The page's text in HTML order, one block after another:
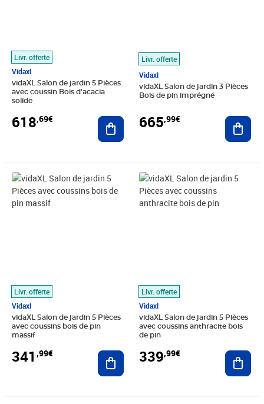
Livr. offerte
Vidaxl
vidaXL Salon de jardin 5 Pièces
avec coussin Bois d'acacia
solide
618,69€ Ajouter au panier
Livr. offerte
Vidaxl
vidaXL Salon de jardin 3 Pièces
Bois de pin imprégné
665,99€
Livr. offerte
Vidaxl
vidaXL Salon de jardin 5 Pièces
avec coussins bois de pin
massif
341 ,99€
Prix 341,99€
Ajouter au panier
Livr. offerte
Vidaxl
vidaXL Salon de jardin 5 Pièces
avec coussins anthracite bois
de pin
339,99€
Prix 339,99€